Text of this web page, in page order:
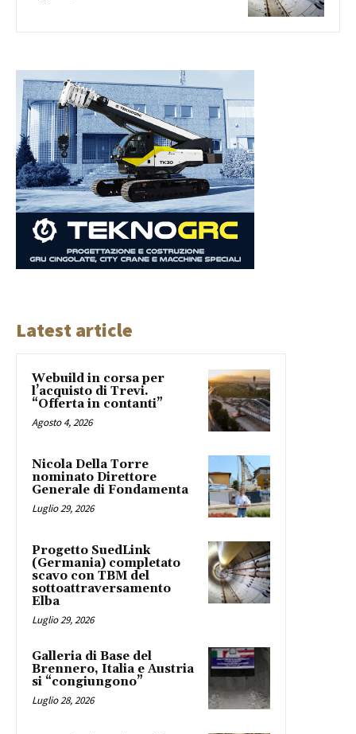
Latest article
Webuild in corsa per
l’acquisto di Trevi.
“Offerta in contanti”
Agosto 4, 2026
Nicola Della Torre
nominato Direttore
Generale di Fondamenta
Luglio 29, 2026
Progetto SuedLink
(Germania) completato
scavo con TBM del
sottoattraversamento
Elba
Luglio 29, 2026
Galleria di Base del
Brennero, Italia e Austria
si “congiungono”
Luglio 28, 2026